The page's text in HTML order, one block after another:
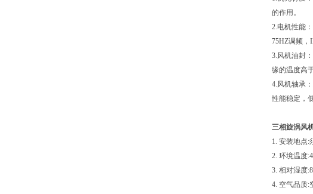
的作用。
2.电机性能
75HZ调频，
3.风机油封
缘的温度高
4.风机轴承
性能稳定，
三相旋涡风
1. 安装地点:
2. 环境温度
3. 相对湿度
4. 空气品质: